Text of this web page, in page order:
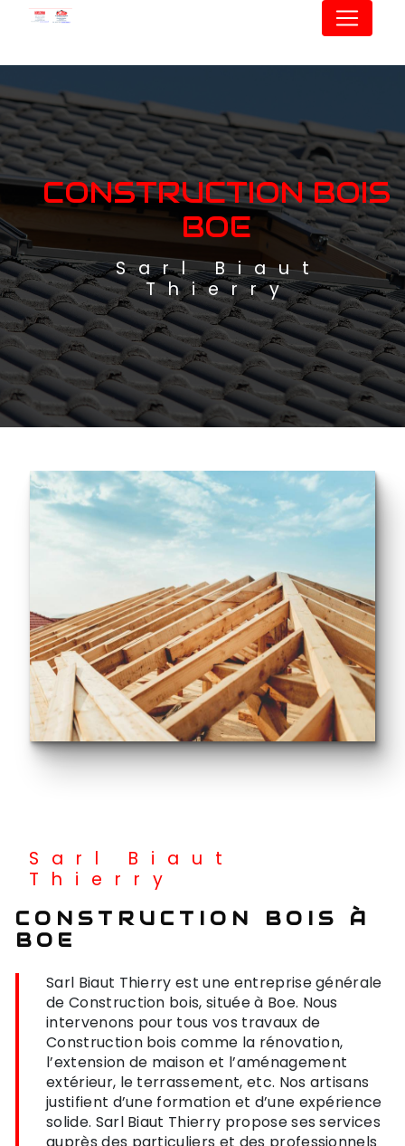
CONSTRUCTION BOIS
BOE
Sarl Biaut
Thierry
Sarl Biaut
Thierry
CONSTRUCTION BOIS À
BOE
Sarl Biaut Thierry est une entreprise générale
de Construction bois, située à Boe. Nous
intervenons pour tous vos travaux de
Construction bois comme la rénovation,
l’extension de maison et l’aménagement
extérieur, le terrassement, etc. Nos artisans
justifient d’une formation et d’une expérience
solide. Sarl Biaut Thierry propose ses services
auprès des particuliers et des professionnels
Panneau de gestion des cookies